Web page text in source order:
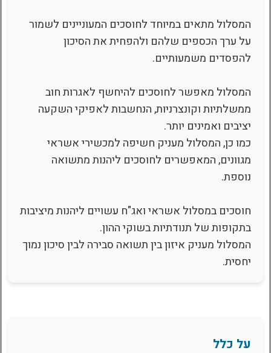
המסלול מתאים במיוחד לחוסכים המעוניינים לשמור
על ערך הכספים שלהם ולהפחית את הסיכון
להפסדים משמעותיים.
המסלול מאפשר לחוסכים להיחשף לאגרות חוב
ממשלתיות וקונצרניות, הנחשבות לאפיקי השקעה
יציבים ואמינים יותר.
כמו כן, המסלול מעניק חשיפה למכשירי אשראי
מגוונים, המאפשרים לחוסכים ליהנות מתשואה
נוספת.
חוסכים במסלול אשראי ואג"ח עשויים ליהנות מיציבות
בתקופות של תנודתיות בשוקי ההון.
המסלול מעניק איזון בין תשואה סבירה לבין סיכון נמוך
יחסית.
על כלל